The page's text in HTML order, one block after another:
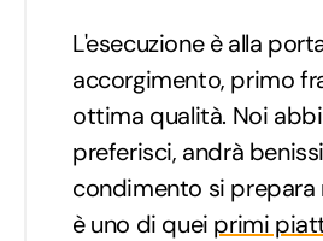
L'esecuzione è alla
accorgimento, primo
ottima qualità. Noi
preferisci, andrà
condimento si
è uno di quei primi